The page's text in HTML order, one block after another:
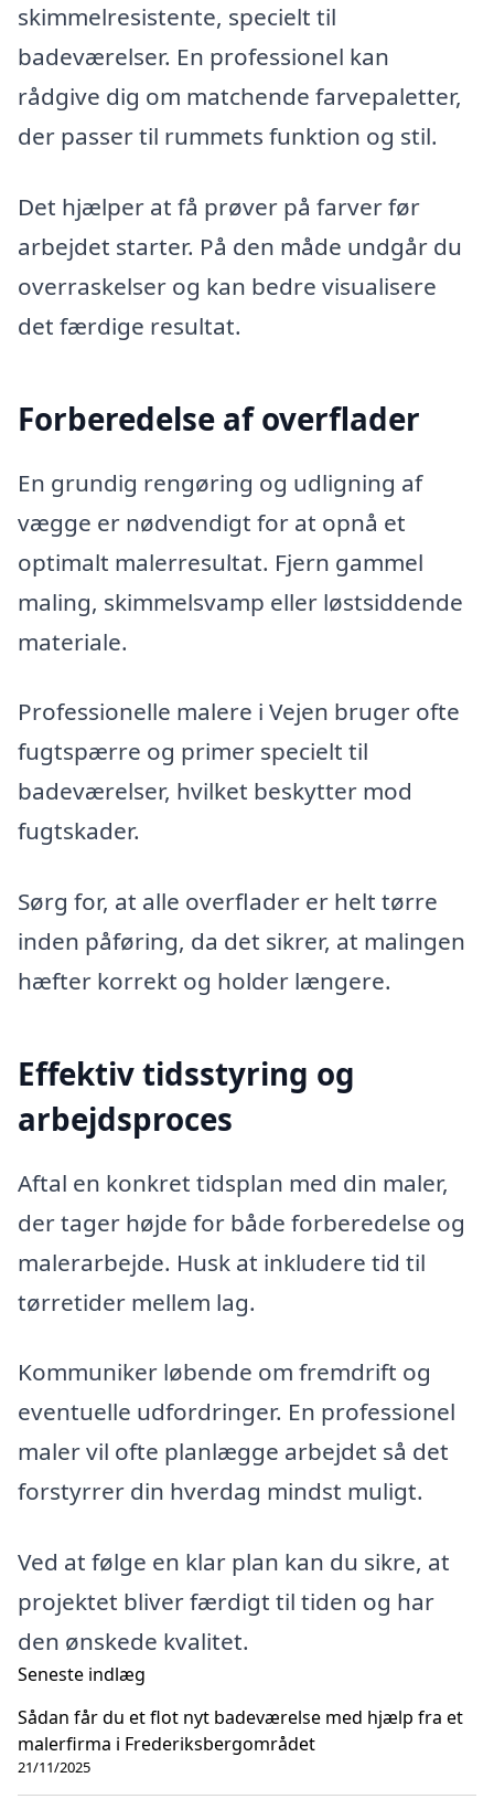
skimmelresistente, specielt til
badeværelser. En professionel kan
rådgive dig om matchende farvepaletter,
der passer til rummets funktion og stil.
Det hjælper at få prøver på farver før
arbejdet starter. På den måde undgår du
overraskelser og kan bedre visualisere
det færdige resultat.
Forberedelse af overflader
En grundig rengøring og udligning af
vægge er nødvendigt for at opnå et
optimalt malerresultat. Fjern gammel
maling, skimmelsvamp eller løstsiddende
materiale.
Professionelle malere i Vejen bruger ofte
fugtspærre og primer specielt til
badeværelser, hvilket beskytter mod
fugtskader.
Sørg for, at alle overflader er helt tørre
inden påføring, da det sikrer, at malingen
hæfter korrekt og holder længere.
Effektiv tidsstyring og
arbejdsproces
Aftal en konkret tidsplan med din maler,
der tager højde for både forberedelse og
malerarbejde. Husk at inkludere tid til
tørretider mellem lag.
Kommuniker løbende om fremdrift og
eventuelle udfordringer. En professionel
maler vil ofte planlægge arbejdet så det
forstyrrer din hverdag mindst muligt.
Ved at følge en klar plan kan du sikre, at
projektet bliver færdigt til tiden og har
den ønskede kvalitet.
Seneste indlæg
Sådan får du et flot nyt badeværelse med hjælp fra et
malerfirma i Frederiksbergområdet
21/11/2025